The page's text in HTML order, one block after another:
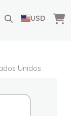
USD
Unidos